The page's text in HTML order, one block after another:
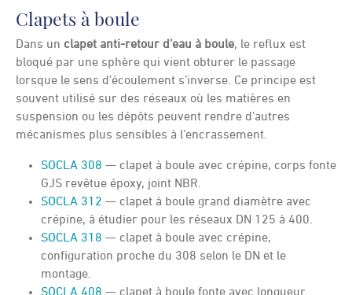
Clapets à boule
Dans un clapet anti-retour d’eau à boule, le reflux est
bloqué par une sphère qui vient obturer le passage
lorsque le sens d’écoulement s’inverse. Ce principe est
souvent utilisé sur des réseaux où les matières en
suspension ou les dépôts peuvent rendre d’autres
mécanismes plus sensibles à l’encrassement.
SOCLA 308 — clapet à boule avec crépine, corps fonte
GJS revêtue époxy, joint NBR.
SOCLA 312 — clapet à boule grand diamètre avec
crépine, à étudier pour les réseaux DN 125 à 400.
SOCLA 318 — clapet à boule avec crépine,
configuration proche du 308 selon le DN et le
montage.